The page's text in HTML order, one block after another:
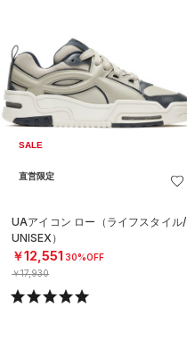
SALE
直営限定
UAアイコン ロー（ライフスタイル/
UNISEX）
￥12,551 30%OFF
￥17,930